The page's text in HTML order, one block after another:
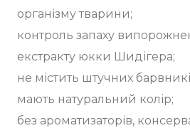
організму тварини;
контроль запаху
екстракту юкки Шидігера;
не містить штучних
мають натуральний колір;
без ароматизаторів,